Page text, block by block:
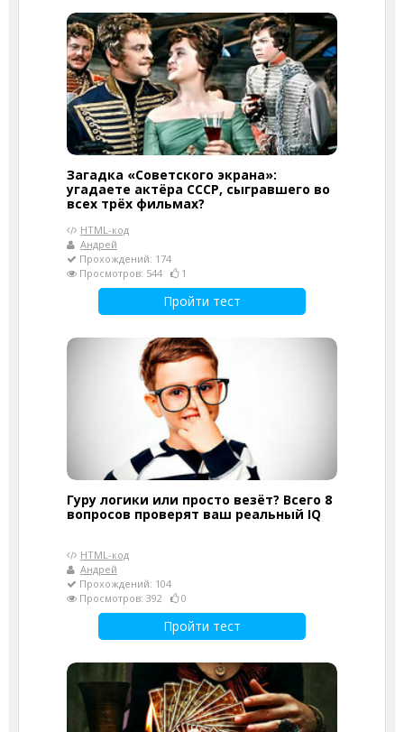
Загадка «Советского экрана»:
угадаете актёра СССР, сыгравшего во
всех трёх фильмах?
HTML-код
Андрей
Прохождений: 174
Просмотров: 544
1
Пройти тест
Гуру логики или просто везёт? Всего 8
вопросов проверят ваш реальный IQ
HTML-код
Андрей
Прохождений: 104
Просмотров: 392
0
Пройти тест